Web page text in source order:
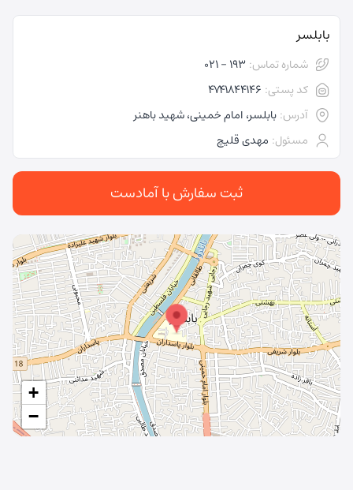
بابلسر
شماره تماس: 193 - 021
کد پستی: 4741844146
آدرس: بابلسر، امام خمینی، شهید باهنر
مسئول: مهدی قلیچ
ثبت سفارش با آمادست
در حال بارگذاری نقشه
+
−